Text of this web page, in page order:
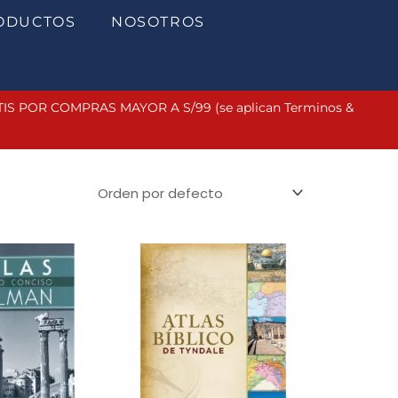
NOSOTROS
POR COMPRAS MAYOR A S/99 (se aplican Terminos &